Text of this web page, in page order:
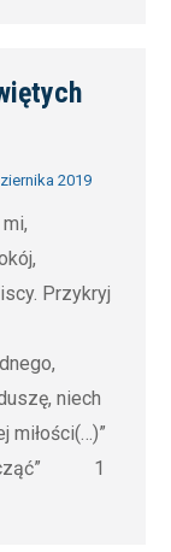
2019
Przykryj
niech
miłości(…)”
1